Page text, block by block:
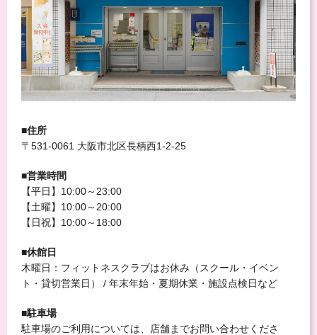
■住所
〒531-0061 大阪市北区長柄西1-2-25
■営業時間
【平日】10:00～23:00
【土曜】10:00～20:00
【日祝】10:00～18:00
■休館日
木曜日：フィットネスクラブはお休み（スクール・イベン
ト・貸切営業日） / 年末年始・夏期休業・施設点検日など
■駐車場
駐車場のご利用については、店舗までお問い合わせくださ